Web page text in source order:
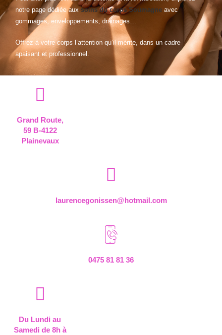
notre page dédiée auxsoins du corps Soumagne avec
gommages, enveloppements, drainages…
Offrez à votre corps l’attention qu’il mérite, dans un cadre
apaisant et professionnel.
Grand Route,
59 B-4122
Plainevaux
laurencegonissen@hotmail.com
0475 81 81 36
Du Lundi au
Samedi de 8h à